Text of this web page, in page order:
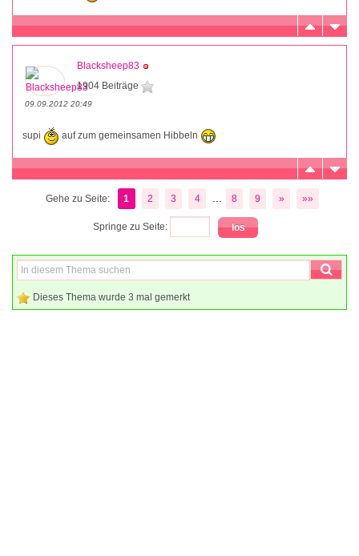
Blacksheep83
1904 Beiträge
09.09.2012 20:49
supi auf zum gemeinsamen Hibbeln
Gehe zu Seite: 1 2 3 4 8 9 » »»
Springe zu Seite:
Dieses Thema wurde 3 mal gemerkt